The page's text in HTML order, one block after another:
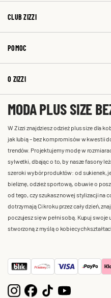
CLUB ZIZZI
POMOC
O ZIZZI
MODA PLUS SIZE
W Zizzi znajdziesz odzież plus size dla
jak lubią – bez kompromisów w kwestii
trendów. Projektujemy modę w
sylwetki, dbając o to, by nasze fasony
szeroki wybór produktów: od sukienek,
bieliznę, odzież sportową, obuwie o
od tego, czy szukasz nowej stylizacji na
dotrzymają Ci kroku przez cały dzień,
poczujesz się w pełni sobą. Kupuj
stworzoną z myślą o kobiecych